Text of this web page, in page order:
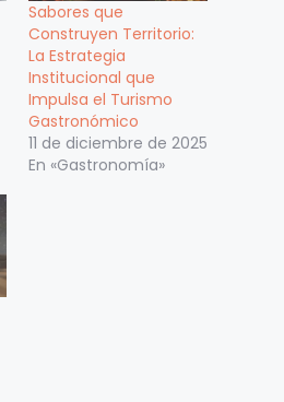
Sabores que
Construyen Territorio:
La Estrategia
Institucional que
Impulsa el Turismo
Gastronómico
11 de diciembre de 2025
En «Gastronomía»